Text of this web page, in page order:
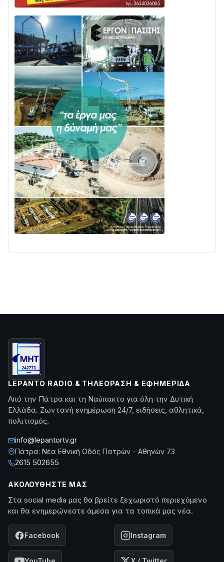
LEPANTO RADIO & ΤΗΛΕΌΡΑΣΗ & ΕΦΗΜΕΡΊΔΑ
Από την Πάτρα και τη Ναύπακτο για όλη την Δυτική
Ελλάδα. Ζωντανή ενημέρωση 24/7, ειδήσεις, αθλητικά,
πολιτισμός.
info@lepantortv.gr
Πάτρα: Νέα Εθνική Οδός Πατρών - Αθηνών 73
2615 502655
ΑΚΟΛΟΥΘΉΣΤΕ ΜΑΣ
Στα social media μας θα βρείτε ξεχωριστό περιεχόμενο
και θα ενημερώνεστε άμεσα για τα τοπικά μας νέα.
Facebook Instagram